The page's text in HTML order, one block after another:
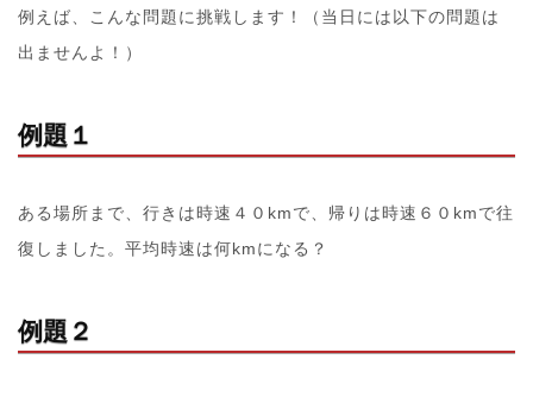
例えば、こんな問題に挑戦します！（当日には以下の問題は
出ませんよ！）
例題１
ある場所まで、行きは時速４０kmで、帰りは時速６０kmで往
復しました。平均時速は何kmになる？
例題２